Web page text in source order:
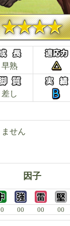
早熟
差し
せん
因子
00 00 00